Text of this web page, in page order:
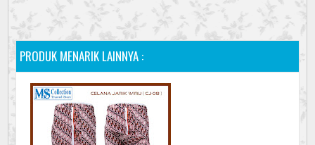
PRODUK MENARIK LAINNYA :